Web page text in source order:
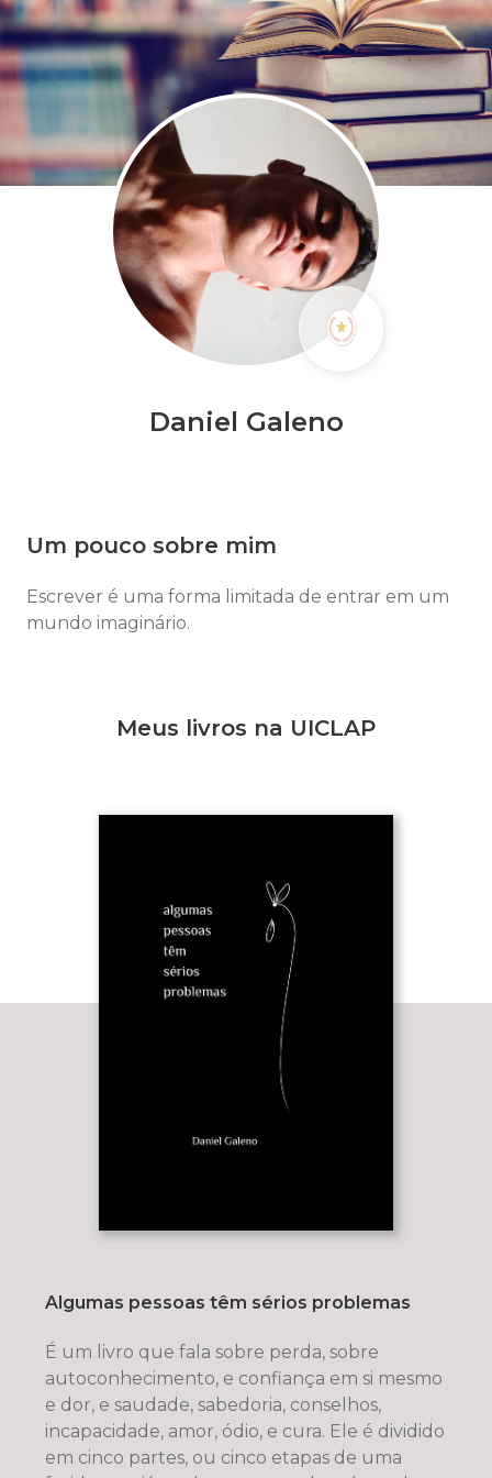
Daniel Galeno
Um pouco sobre mim
Escrever é uma forma limitada de entrar em um
mundo imaginário.
Meus livros na UICLAP
Algumas pessoas têm sérios problemas
É um livro que fala sobre perda, sobre
autoconhecimento, e confiança em si mesmo
e dor, e saudade, sabedoria, conselhos,
incapacidade, amor, ódio, e cura. Ele é dividido
em cinco partes, ou cinco etapas de uma